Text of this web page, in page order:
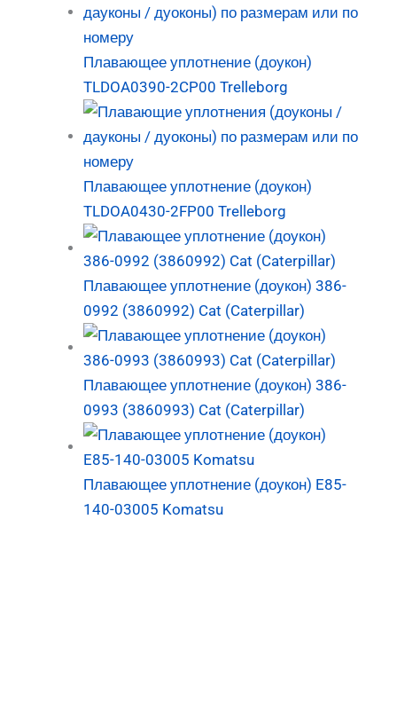
Плавающее уплотнение (доукон)
TLDOA0390-2CP00 Trelleborg
Плавающее уплотнение (доукон)
TLDOA0430-2FP00 Trelleborg
Плавающее уплотнение (доукон) 386-
0992 (3860992) Cat (Caterpillar)
Плавающее уплотнение (доукон) 386-
0993 (3860993) Cat (Caterpillar)
Плавающее уплотнение (доукон) E85-
140-03005 Komatsu